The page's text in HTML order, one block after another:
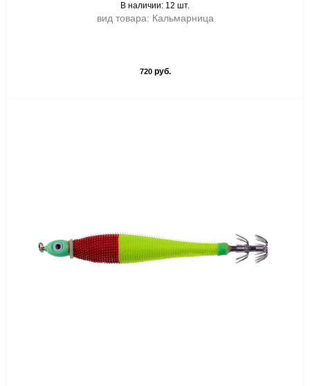
В наличии: 12 шт.
вид товара: Кальмарница
720руб.